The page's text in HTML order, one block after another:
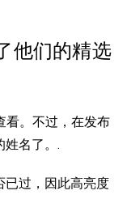
他们的精选
看。不过，在发布
姓名了。.
已过，因此高亮度